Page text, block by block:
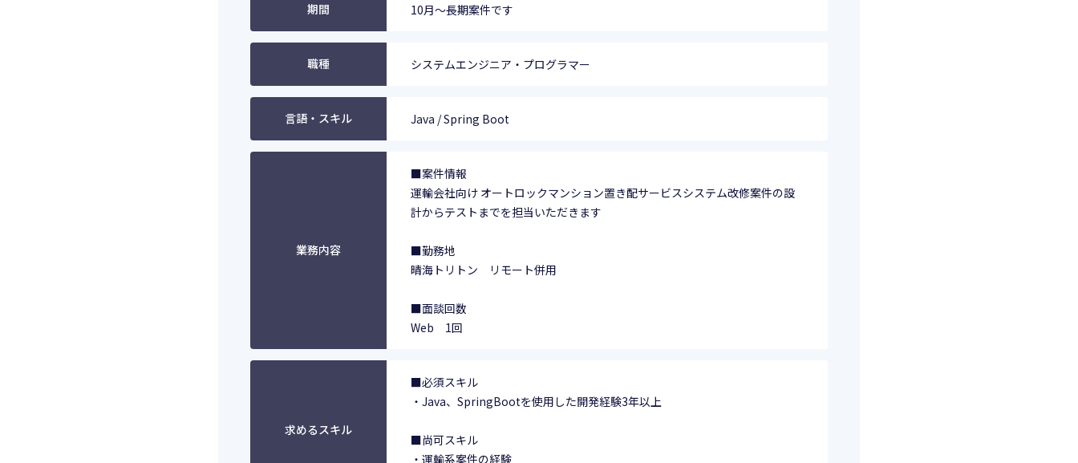
期間 10月～長期案件です
職種 システムエンジニア・プログラマー
言語・スキル Java / Spring Boot
業務内容
■案件情報
運輸会社向け オートロックマンション置き配サービスシステム改修案件の設
計からテストまでを担当いただきます
■勤務地
晴海トリトン リモート併用
■面談回数
Web 1回
求めるスキル
■必須スキル
・Java、SpringBootを使用した開発経験3年以上
■尚可スキル
・運輸系案件の経験